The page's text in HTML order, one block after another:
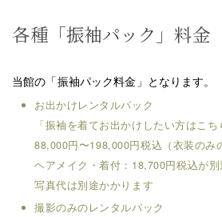
各種「振袖パック」料金
当館の「振袖パック料金」となります。
お出かけレンタルパック
「振袖を着てお出かけしたい方はこち
88,000円〜198,000円税込（衣装のみ
ヘアメイク・着付：18,700円税込が
写真代は別途かかります
撮影のみのレンタルパック